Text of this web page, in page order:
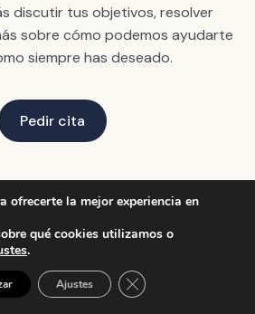
discutir tus objetivos, resolver
sobre cómo podemos ayudarte
siempre has deseado.
Pedir cita
sobre
Chat de la clínica
ofrecerte la mejor experiencia en
qué cookies utilizamos o
.
Ajustes Cerrar el banner de